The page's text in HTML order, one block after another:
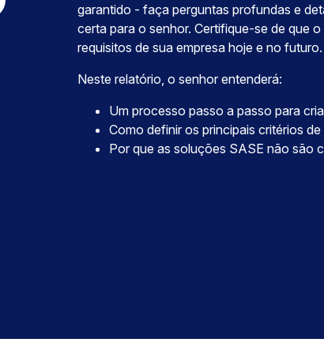
garantido - faça perguntas profundas e
certa para o senhor. Certifique-se de que
requisitos de sua empresa hoje e no futuro.
Neste relatório, o senhor entenderá:
Um processo passo a passo para
Como definir os principais critérios
Por que as soluções SASE não são